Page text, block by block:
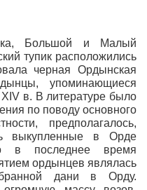
Большой и Малый
тупик расположились
черная Ордынская
упоминающиеся
в. В литературе было
по поводу основного
предполагалось,
выкупленные в Орде
в последнее время
ордынцев являлась
дани в Орду.